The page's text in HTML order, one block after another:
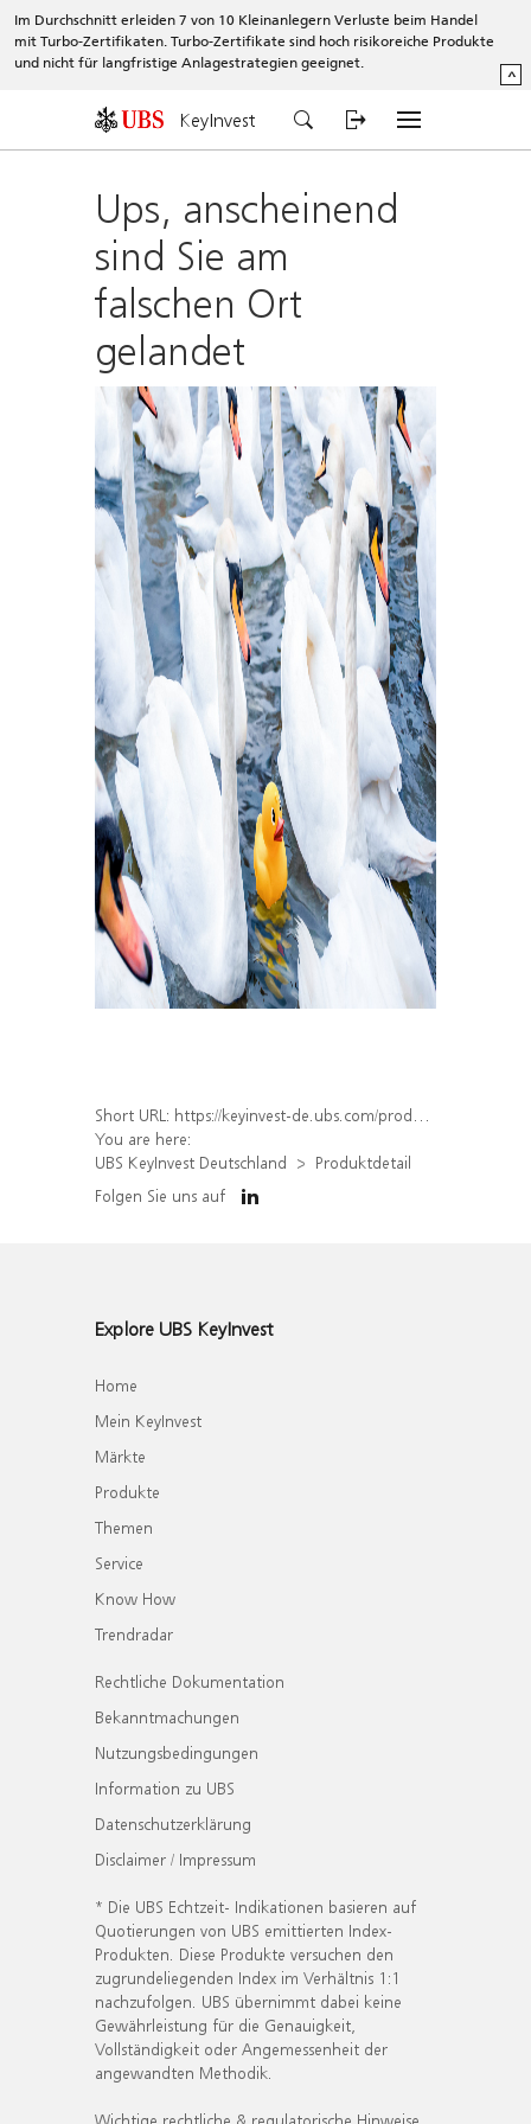
Im Durchschnitt erleiden 7 von 10 Kleinanlegern Verluste beim Handel
mit Turbo-Zertifikaten. Turbo-Zertifikate sind hoch risikoreiche Produkte
und nicht für langfristige Anlagestrategien geeignet.
^
KeyInvest
Ups, anscheinend
sind Sie am
falschen Ort
gelandet
Short URL: https://keyinvest-de.ubs.com/produkt/detail/index/isin/DE000WA9HBT5
You are here:
UBS KeyInvest Deutschland
Produktdetail
Folgen Sie uns auf
Explore UBS KeyInvest
Home
Mein KeyInvest
Märkte
Produkte
Themen
Service
Know How
Trendradar
Rechtliche Dokumentation
Bekanntmachungen
Nutzungsbedingungen
Information zu UBS
Datenschutzerklärung
Disclaimer / Impressum
* Die UBS Echtzeit- Indikationen basieren auf
Quotierungen von UBS emittierten Index-
Produkten. Diese Produkte versuchen den
zugrundeliegenden Index im Verhältnis 1:1
nachzufolgen. UBS übernimmt dabei keine
Gewährleistung für die Genauigkeit,
Vollständigkeit oder Angemessenheit der
angewandten Methodik.